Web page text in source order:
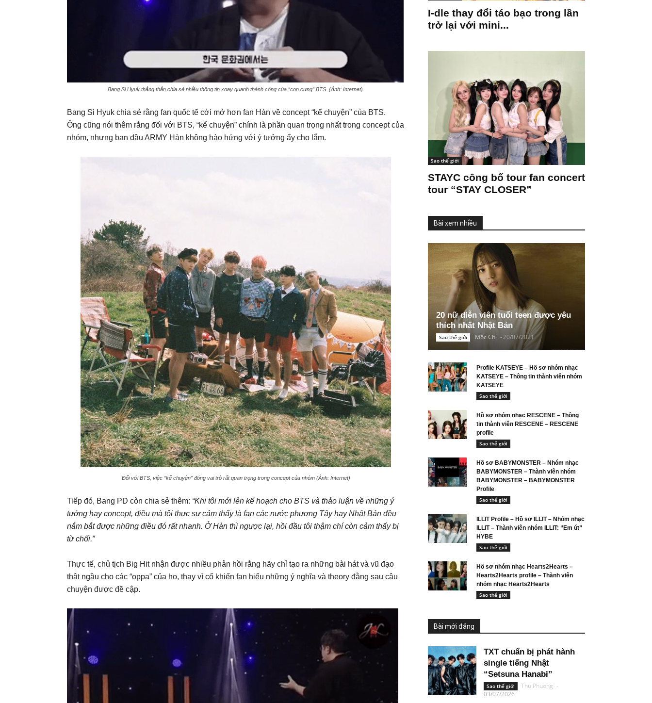
Bang Si Hyuk thẳng thắn chia sẻ nhiều thông tin xoay quanh thành công của “con cưng” BTS. (Ảnh: Internet)
Bang Si Hyuk chia sẻ rằng fan quốc tế cởi mở hơn fan Hàn về concept “kể chuyện” của BTS.
Ông cũng nói thêm rằng đối với BTS, “kể chuyện” chính là phần quan trọng nhất trong concept của
nhóm, nhưng ban đầu ARMY Hàn không hào hứng với ý tưởng ấy cho lắm.
Đối với BTS, việc “kể chuyện” đóng vai trò rất quan trọng trong concept của nhóm (Ảnh: Internet)
Tiếp đó, Bang PD còn chia sẻ thêm: “Khi tôi mới lên kế hoạch cho BTS và thảo luận về những ý
tưởng hay concept, điều mà tôi thực sự cảm thấy là fan các nước phương Tây hay Nhật Bản đều
nắm bắt được những điều đó rất nhanh. Ở Hàn thì ngược lại, hồi đầu tôi thậm chí còn cảm thấy bị
từ chối.”
Thực tế, chủ tịch Big Hit nhận được nhiều phản hồi rằng hãy chỉ tạo ra những bài hát và vũ đạo
thật ngầu cho các “oppa” của họ, thay vì cố khiến fan hiểu những ý nghĩa và theory đằng sau câu
chuyện được đề cập.
I-dle thay đổi táo bạo trong lần
trở lại với mini...
Sao thế giới
STAYC công bố tour fan concert
tour “STAY CLOSER”
Bài xem nhiều
20 nữ diễn viên tuổi teen được yêu
thích nhất Nhật Bản
Sao thế giới Mộc Chi -20/07/2021
Profile KATSEYE – Hồ sơ nhóm nhạc
KATSEYE – Thông tin thành viên nhóm
KATSEYE
Sao thế giới
Hồ sơ nhóm nhạc RESCENE – Thông
tin thành viên RESCENE – RESCENE
profile
Sao thế giới
Hồ sơ BABYMONSTER – Nhóm nhạc
BABYMONSTER – Thành viên nhóm
BABYMONSTER – BABYMONSTER
Profile
Sao thế giới
ILLIT Profile – Hồ sơ ILLIT – Nhóm nhạc
ILLIT – Thành viên nhóm ILLIT: “Em út”
HYBE
Sao thế giới
Hồ sơ nhóm nhạc Hearts2Hearts –
Hearts2Hearts profile – Thành viên
nhóm nhạc Hearts2Hearts
Sao thế giới
Bài mới đăng
TXT chuẩn bị phát hành
single tiếng Nhật
“Setsuna Hanabi”
Sao thế giới Thu Phuong -
03/07/2026